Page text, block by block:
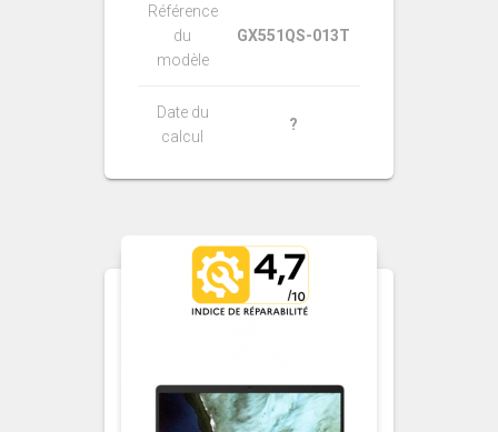
Référence
du
modèle
GX551QS-013T
Date du
calcul
?